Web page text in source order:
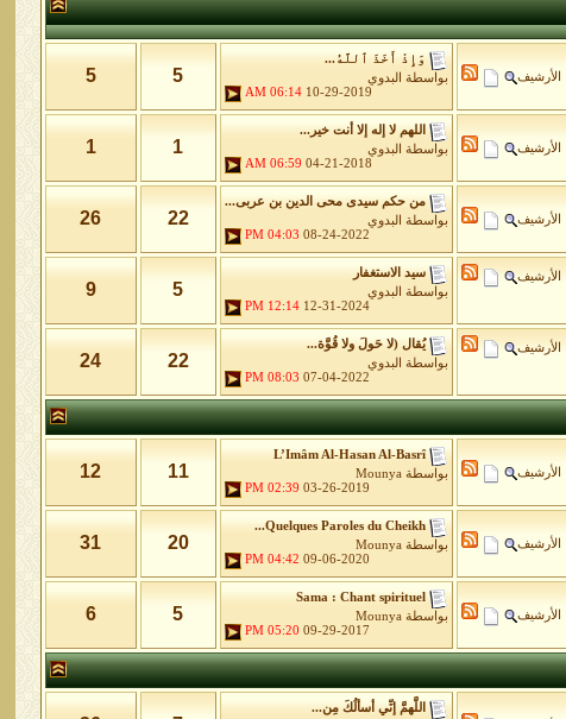
الأرشيف
وَإِذْ أَخَذَ ٱللَّهُ...
بواسطة
البدوي
10-29-2019
06:14 AM
5
5
الأرشيف
اللهم لا إله إلا أنت خير...
بواسطة
البدوي
04-21-2018
06:59 AM
1
1
الأرشيف
من حكم سيدى محى الدين بن عربى...
بواسطة
البدوي
08-24-2022
04:03 PM
22
26
الأرشيف
سيد الاستغفار
بواسطة
البدوي
12-31-2024
12:14 PM
5
9
الأرشيف
يُقال (لا حَولَ ولا قُوَّة...
بواسطة
البدوي
07-04-2022
08:03 PM
22
24
الأرشيف
L’Imâm Al-Hasan Al-Basrî
بواسطة Mounya
03-26-2019
02:39 PM
11
12
الأرشيف
Quelques Paroles du Cheikh...
بواسطة Mounya
09-06-2020
04:42 PM
20
31
الأرشيف
Sama : Chant spirituel
بواسطة Mounya
09-29-2017
05:20 PM
5
6
اللَّهمَّ إنِّي أسألُكَ مِن...